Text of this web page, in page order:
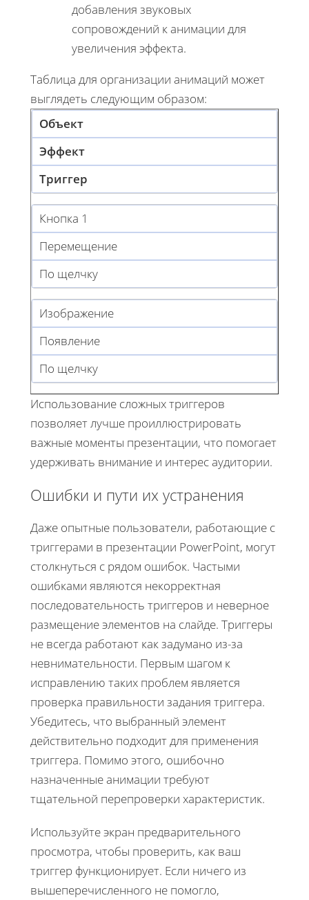
добавления звуковых
сопровождений к анимации для
увеличения эффекта.
Таблица для организации анимаций может
выглядеть следующим образом:
Объект
Эффект
Триггер
Кнопка 1
Перемещение
По щелчку
Изображение
Появление
По щелчку
Использование сложных триггеров
позволяет лучше проиллюстрировать
важные моменты презентации, что помогает
удерживать внимание и интерес аудитории.
Ошибки и пути их устранения
Даже опытные пользователи, работающие с
триггерами в презентации PowerPoint, могут
столкнуться с рядом ошибок. Частыми
ошибками являются некорректная
последовательность триггеров и неверное
размещение элементов на слайде. Триггеры
не всегда работают как задумано из-за
невнимательности. Первым шагом к
исправлению таких проблем является
проверка правильности задания триггера.
Убедитесь, что выбранный элемент
действительно подходит для применения
триггера. Помимо этого, ошибочно
назначенные анимации требуют
тщательной перепроверки характеристик.
Используйте экран предварительного
просмотра, чтобы проверить, как ваш
триггер функционирует. Если ничего из
вышеперечисленного не помогло,